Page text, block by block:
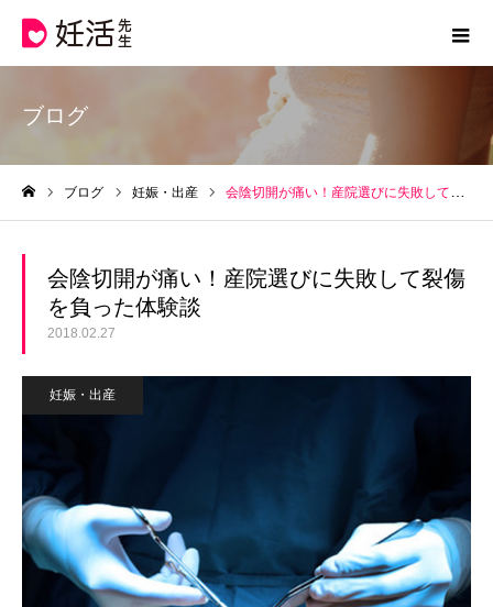
ブログ
ブログ 妊娠・出産 会陰切開が痛い！産院選びに失敗して裂傷を負った体験談
会陰切開が痛い！産院選びに失敗して裂傷
を負った体験談
2018.02.27
妊娠・出産